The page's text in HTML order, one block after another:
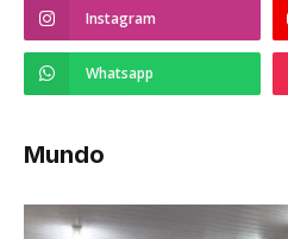
Instagram
Whatsapp
Mundo